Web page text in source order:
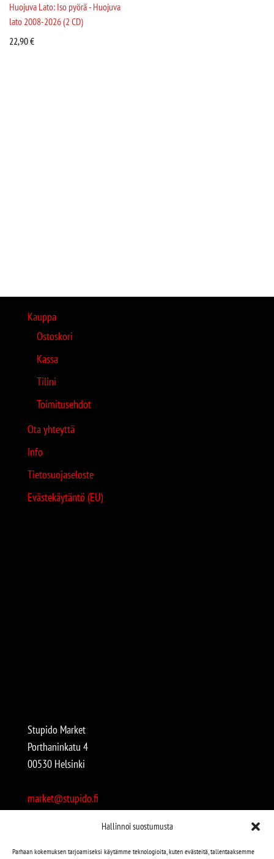
Hallinnoi suostumusta
Parhaan kokemuksen tarjoamiseksi käytämme teknologioita, kuten evästeitä, tallentaaksemme
Huojuva Lato: Iso pyörä - Huojuva
lato 2008-2026 (2 CD)
22,90€
Kauppa
Ostoskori
Kassa
Tilini
Toimitusehdot
Ota yhteyttä
Info
Tietosuojaseloste
Evästekäytäntö (EU)
Stupido Market
Porthaninkatu 4
00530 Helsinki
market@stupido.fi
Avoinna: